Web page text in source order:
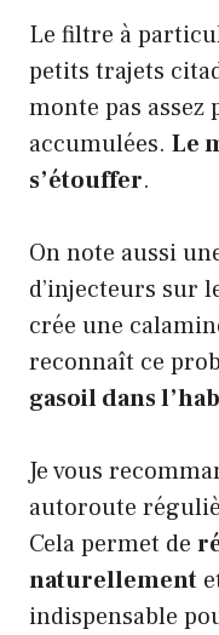
Le filtre à
petits trajets
monte pas
accumulées. Le
s’étouffer.
On note aussi
d’injecteurs sur
crée une
reconnaît ce
gasoil dans
Je vous
autoroute
Cela permet de
naturellement
indispensable